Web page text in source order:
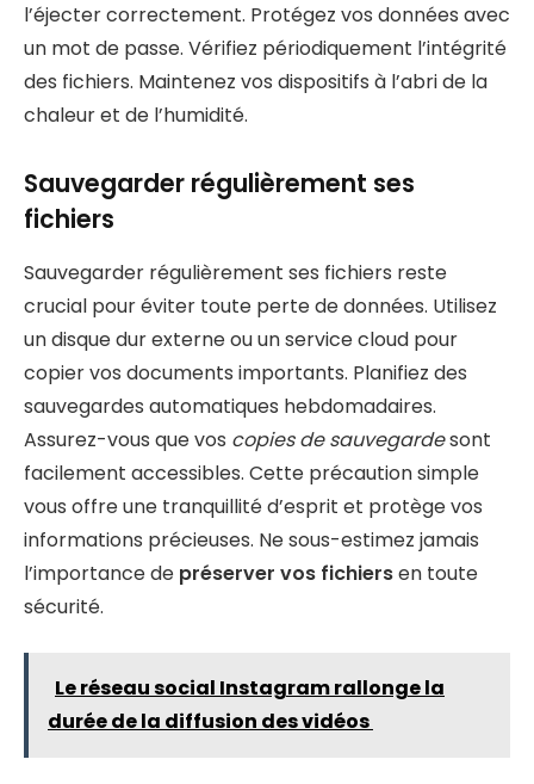
l’éjecter correctement. Protégez vos données avec
un mot de passe. Vérifiez périodiquement l’intégrité
des fichiers. Maintenez vos dispositifs à l’abri de la
chaleur et de l’humidité.
Sauvegarder régulièrement ses
fichiers
Sauvegarder régulièrement ses fichiers reste
crucial pour éviter toute perte de données. Utilisez
un disque dur externe ou un service cloud pour
copier vos documents importants. Planifiez des
sauvegardes automatiques hebdomadaires.
Assurez-vous que vos copies de sauvegardesont
facilement accessibles. Cette précaution simple
vous offre une tranquillité d’esprit et protège vos
informations précieuses. Ne sous-estimez jamais
l’importance de préserver vos fichiersen toute
sécurité.
Le réseau social Instagram rallonge la
durée de la diffusion des vidéos